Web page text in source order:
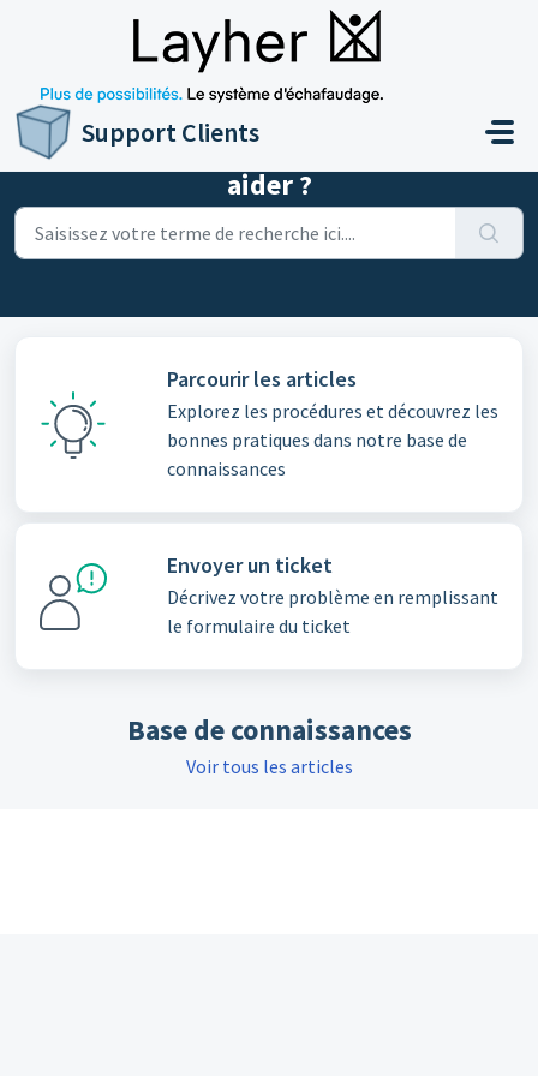
Support Clients
Bonjour, comment pouvons-nous vous
aider ?
Parcourir les articles
Explorez les procédures et découvrez les
bonnes pratiques dans notre base de
connaissances
Envoyer un ticket
Décrivez votre problème en remplissant
le formulaire du ticket
Base de connaissances
Voir tous les articles